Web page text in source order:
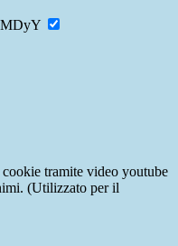
tramite video youtube
(Utilizzato per il